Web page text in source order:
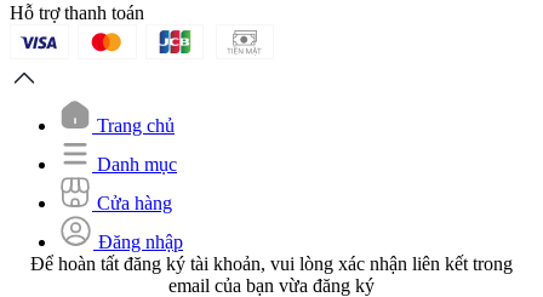
Hỗ trợ thanh toán
Trang chủ
Danh mục
Cửa hàng
Đăng nhập
Để hoàn tất đăng ký tài khoản, vui lòng xác nhận liên kết trong
email của bạn vừa đăng ký